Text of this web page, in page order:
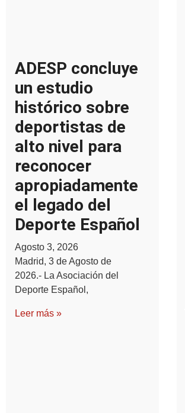
ADESP concluye
un estudio
histórico sobre
deportistas de
alto nivel para
reconocer
apropiadamente
el legado del
Deporte Español
Agosto 3, 2026
Madrid, 3 de Agosto de
2026.- La Asociación del
Deporte Español,
Leer más »